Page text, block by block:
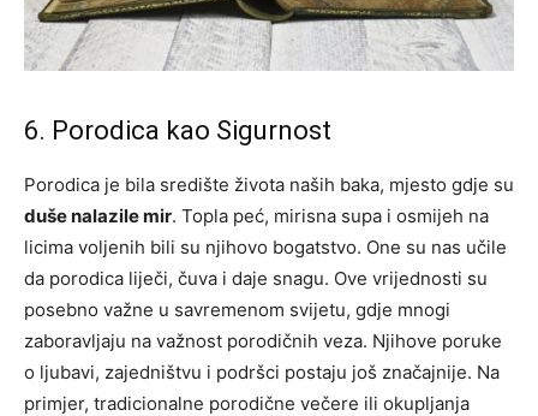
6. Porodica kao Sigurnost
Porodica je bila središte života naših baka, mjesto gdje su
duše nalazile mir. Topla peć, mirisna supa i osmijeh na
licima voljenih bili su njihovo bogatstvo. One su nas učile
da porodica liječi, čuva i daje snagu. Ove vrijednosti su
posebno važne u savremenom svijetu, gdje mnogi
zaboravljaju na važnost porodičnih veza. Njihove poruke
o ljubavi, zajedništvu i podršci postaju još značajnije. Na
primjer, tradicionalne porodične večere ili okupljanja